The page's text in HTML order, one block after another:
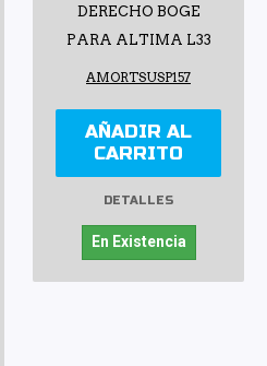
DERECHO BOGE
PARA ALTIMA L33
AMORTSUSP157
AÑADIR AL
CARRITO
DETALLES
En Existencia